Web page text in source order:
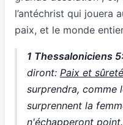
l’antéchrist qui jouera
paix, et le monde
1 Thessaloniciens
diront: Paix et sûreté
surprendra, comme
surprennent la
n'échapperont